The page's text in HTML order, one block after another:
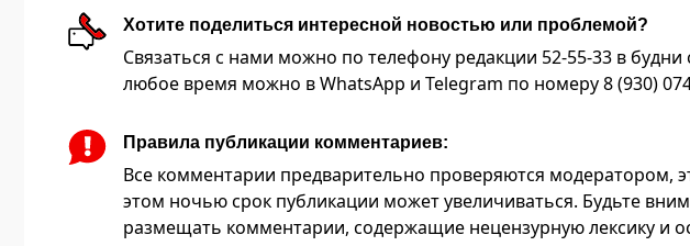
Хотите поделиться интересной новостью или проблемой?
Связаться с нами можно по телефону редакции 52-55-33 в будни
любое время можно в WhatsApp и Telegram по номеру 8 (930)
Правила публикации комментариев:
Все комментарии предварительно проверяются модератором,
этом ночью срок публикации может увеличиваться. Будьте
размещать комментарии, содержащие нецензурную лексику и